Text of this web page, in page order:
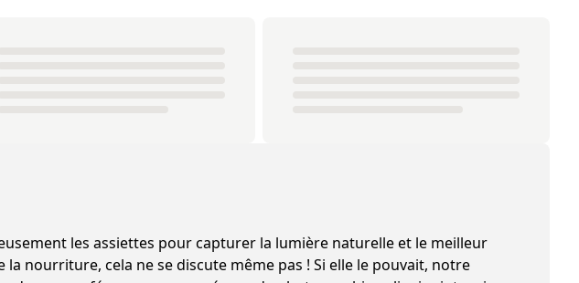
les assiettes pour capturer la lumière naturelle et le meilleur
nourriture, cela ne se discute même pas ! Si elle le pouvait, notre